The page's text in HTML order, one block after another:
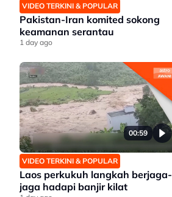
VIDEO TERKINI & POPULAR
Pakistan-Iran komited sokong
keamanan serantau
1 day ago
00:59
VIDEO TERKINI & POPULAR
Laos perkukuh langkah berjaga-
jaga hadapi banjir kilat